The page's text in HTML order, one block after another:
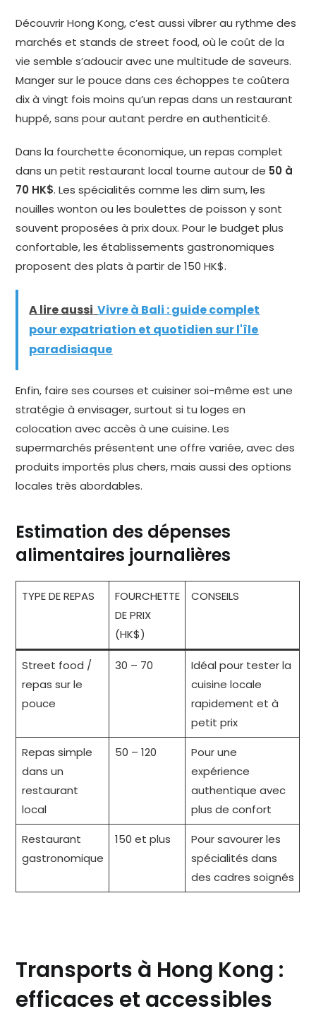
Découvrir Hong Kong, c’est aussi vibrer au rythme des
marchés et stands de street food, où le coût de la
vie semble s’adoucir avec une multitude de saveurs.
Manger sur le pouce dans ces échoppes te coûtera
dix à vingt fois moins qu’un repas dans un restaurant
huppé, sans pour autant perdre en authenticité.
Dans la fourchette économique, un repas complet
dans un petit restaurant local tourne autour de 50 à
70 HK$. Les spécialités comme les dim sum, les
nouilles wonton ou les boulettes de poisson y sont
souvent proposées à prix doux. Pour le budget plus
confortable, les établissements gastronomiques
proposent des plats à partir de 150 HK$.
A lire aussi Vivre à Bali : guide complet
pour expatriation et quotidien sur l'île
paradisiaque
Enfin, faire ses courses et cuisiner soi-même est une
stratégie à envisager, surtout si tu loges en
colocation avec accès à une cuisine. Les
supermarchés présentent une offre variée, avec des
produits importés plus chers, mais aussi des options
locales très abordables.
Estimation des dépenses
alimentaires journalières
TYPE DE REPAS
FOURCHETTE
DE PRIX
(HK$)
CONSEILS
Street food /
repas sur le
pouce
30 – 70
Idéal pour tester la
cuisine locale
rapidement et à
petit prix
Repas simple
dans un
restaurant
local
50 – 120
Pour une
expérience
authentique avec
plus de confort
Restaurant
gastronomique
150 et plus
Pour savourer les
spécialités dans
des cadres soignés
Transports à Hong Kong :
efficaces et accessibles